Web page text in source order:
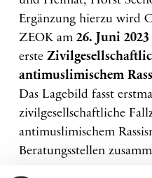
Ergänzung hierzu wird
ZEOK am 26. Juni 2023
erste
antimuslimischem
Das Lagebild fasst
zivilgesellschaftliche
antimuslimischem
Beratungsstellen